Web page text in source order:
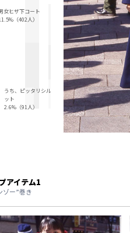
女ヒザ下コート
（402人）
うち、ピッタリシルエ
ット
2.6%（91人）
アイテム1
ゾー”巻き